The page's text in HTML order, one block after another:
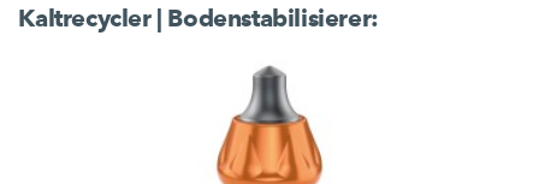
Kaltrecycler | Bodenstabilisierer: